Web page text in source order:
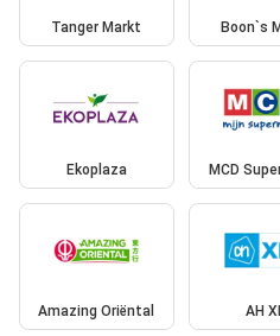
Tanger Markt Boon`s
Ekoplaza MCD
Amazing Oriëntal AH